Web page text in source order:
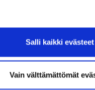
Salli kaikki evästeet
Vain välttämättömät